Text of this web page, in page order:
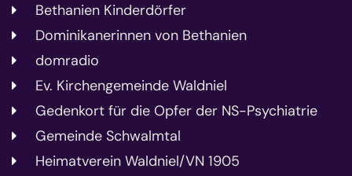
Bethanien Kinderdörfer
Dominikanerinnen von Bethanien
domradio
Ev. Kirchengemeinde Waldniel
Gedenkort für die Opfer der NS-Psychiatrie
Gemeinde Schwalmtal
Heimatverein Waldniel/VN 1905